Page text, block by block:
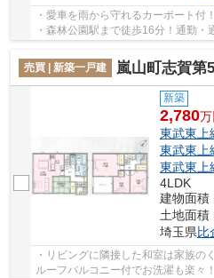
・愛車を雨から守れるカーポート付
・森林公園駅まで徒歩16分！通勤・通学に便利
にお声がけください♪ 駅からの送迎
売買 | 新築一戸建
嵐山町志賀第5 クレイド
新築
2,780万
東武東上
東武東上
東武東上
4LDK
建物面積
土地面積
埼玉県比
・リビングに隣接した和室は家族の
ルーフバルコニー付でお洗濯も楽々